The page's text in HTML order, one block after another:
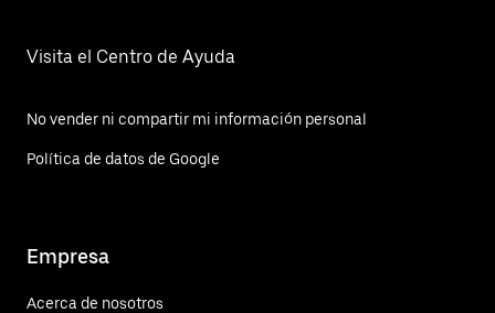
Visita el Centro de Ayuda
No vender ni compartir mi información personal
Política de datos de Google
Empresa
Acerca de nosotros